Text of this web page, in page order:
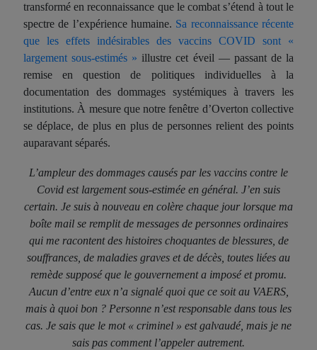
transformé en reconnaissance que le combat s’étend à tout le
spectre de l’expérience humaine. Sa reconnaissance récente
que les effets indésirables des vaccins COVID sont «
largement sous-estimés » illustre cet éveil — passant de la
remise en question de politiques individuelles à la
documentation des dommages systémiques à travers les
institutions. À mesure que notre fenêtre d’Overton collective
se déplace, de plus en plus de personnes relient des points
auparavant séparés.
L’ampleur des dommages causés par les vaccins contre le
Covid est largement sous-estimée en général. J’en suis
certain. Je suis à nouveau en colère chaque jour lorsque ma
boîte mail se remplit de messages de personnes ordinaires
qui me racontent des histoires choquantes de blessures, de
souffrances, de maladies graves et de décès, toutes liées au
remède supposé que le gouvernement a imposé et promu.
Aucun d’entre eux n’a signalé quoi que ce soit au VAERS,
mais à quoi bon ? Personne n’est responsable dans tous les
cas. Je sais que le mot « criminel » est galvaudé, mais je ne
sais pas comment l’appeler autrement.